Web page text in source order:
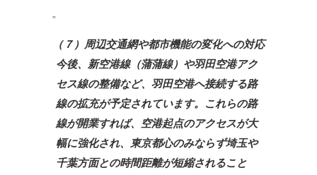
（７）周辺交通網や都市機能の変化への対応
今後、新空港線（蒲蒲線）や羽田空港アク
セス線の整備など、羽田空港へ接続する路
線の拡充が予定されています。これらの路
線が開業すれば、空港起点のアクセスが大
幅に強化され、東京都心のみならず埼玉や
千葉方面との時間距離が短縮されること